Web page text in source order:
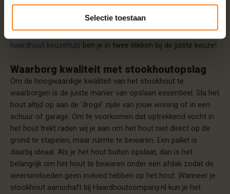
Selectie toestaan
stookt. Wil je hout bestellen, maar ben je niet zeker welke
soort geschikt is voor jouw stook voorkeuren? Met onze
haardhout keuzehulp ben je in twee klikken bij de juiste keuze!
Waarborg kwaliteit met stookhoutopslag
Om de hoogwaardige kwaliteit van het stookhout te
waarborgen is de juiste manier van opslaan essentieel. Sla het
hout altijd op aan de ‘droge’ zijde van jouw woning of in een
schuur of garage. Om te voorkomen dat optrekkend vocht in
het hout trekt raden wij je aan om het hout niet direct op de
grond te stapelen, maar ruimte te bewaren. Een pallet is
daarbij ideaal. Als je het hout buiten opslaat, dan is het
belangrijk om het hout te bewaren onder een afdak zodat de
weersinvloeden geen invloed hebben op het hout. Wanneer je
stookhout aanschaft bij Haardhoutcompany.nl kun je het